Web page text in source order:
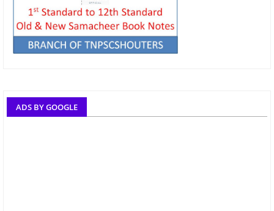
ADS BY GOOGLE